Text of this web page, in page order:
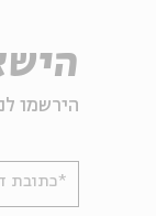
הירשמו
*כתובת